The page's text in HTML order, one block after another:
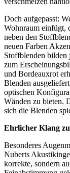
Doch aufgepasst:
Wohnraum einfügt,
neben den
neuen Farben
Stoffblenden bilden
zum
und Bordeauxrot
Blenden
optischen
Wänden zu bieten.
sich die Blenden
Ehrlicher Klang
Besonderes
Nuberts
korrekte, sondern